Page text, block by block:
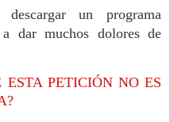
un programa
dar muchos dolores de
ESTA PETICIÓN NO ES